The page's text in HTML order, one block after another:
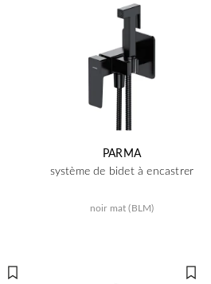
PARMA
système de bidet à encastrer
noir mat (BLM)